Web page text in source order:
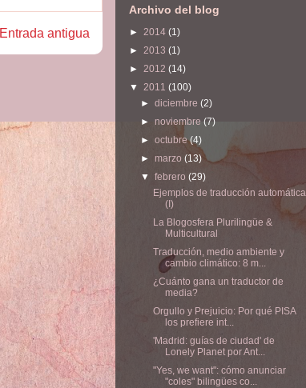
Entrada antigua
Archivo del blog
► 2014 (1)
► 2013 (1)
► 2012 (14)
▼ 2011 (100)
►diciembre(2)
►noviembre(7)
►octubre(4)
► marzo(13)
▼febrero(29)
Ejemplos de traducción automática
(I)
La Blogosfera Plurilingüe &
Multicultural
Traducción, medio ambiente y
cambio climático: 8 m...
¿Cuánto gana un traductor de
media?
Orgullo y Prejuicio: Por qué PISA
los prefiere int...
'Madrid: guías de ciudad' de
Lonely Planet por Ant...
"Yes, we want": cómo anunciar
"coles" bilingües co...